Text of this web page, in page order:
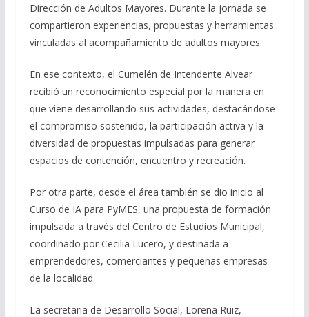
Dirección de Adultos Mayores. Durante la jornada se
compartieron experiencias, propuestas y herramientas
vinculadas al acompañamiento de adultos mayores.
En ese contexto, el Cumelén de Intendente Alvear
recibió un reconocimiento especial por la manera en
que viene desarrollando sus actividades, destacándose
el compromiso sostenido, la participación activa y la
diversidad de propuestas impulsadas para generar
espacios de contención, encuentro y recreación.
Por otra parte, desde el área también se dio inicio al
Curso de IA para PyMES, una propuesta de formación
impulsada a través del Centro de Estudios Municipal,
coordinado por Cecilia Lucero, y destinada a
emprendedores, comerciantes y pequeñas empresas
de la localidad.
La secretaria de Desarrollo Social, Lorena Ruiz,